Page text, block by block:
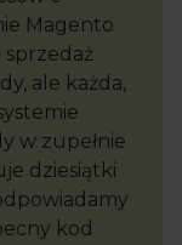
Magento
sprzedaż
ale każda,
w zupełnie
dziesiątki
kod